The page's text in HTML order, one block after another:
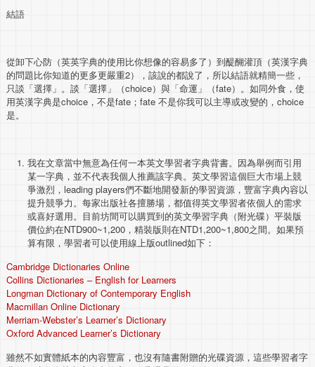
結語
從卸下心防（英英字典的使用比你想像的容易多了）到醍醐灌頂（英漢字典
的問題比你知道的更多更嚴重2），該說的都說了，所以結語就精簡一些，
只談「選擇」。談「選擇」（choice）與「命運」（fate）。如同外食，使
用英漢字典是choice，不是fate；fate 不是你我可以主導或改變的，choice
是。
我在文章當中無意為任何一本英文學習者字典背書。因為舉例而引用
某一字典，並不代表我個人推薦該字典。英文學習這個巨大市場上競
爭激烈，leading players們不斷地開發新的學習資源，豐富字典內容以
提升競爭力。每家出版社各擅勝場，都值得英文學習者依個人的需求
或喜好選用。目前坊間可以購買到的英文學習字典（附光碟）平裝版
價位約在NTD900~1,200，精裝版則在NTD1,200~1,800之間。如果預
算有限，學習者可以使用線上版outlined如下：
Cambridge Dictionaries Online
Collins Dictionaries – English for Learners
Longman Dictionary of Contemporary English
Macmillan Online Dictionary
Merriam-Webster’s Learner’s Dictionary
Oxford Advanced Learner’s Dictionary
雖然不如實體紙本的內容豐富，也沒有隨書附贈的光碟資源，這些學習者字